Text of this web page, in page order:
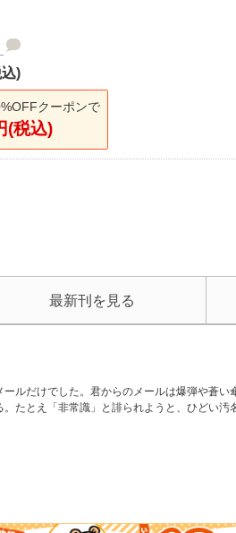
)
クーポンで
(税込)
最新刊を見る
ルだけでした。君からのメールは爆弾や蒼
。たとえ「非常識」と誹られようと、ひどい